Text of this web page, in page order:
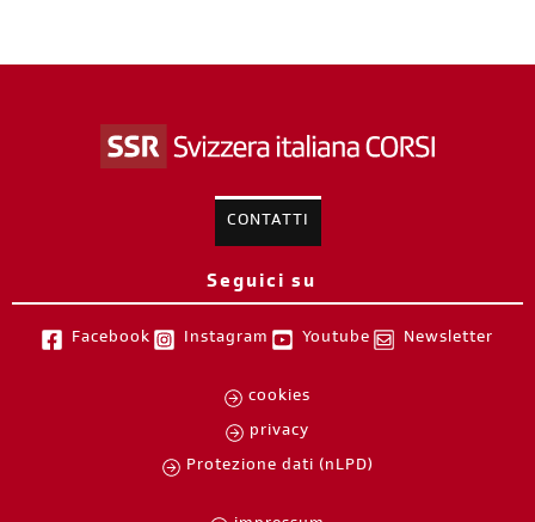
CONTATTI
Seguici su
Facebook Instagram Youtube Newsletter
cookies
privacy
Protezione dati (nLPD)